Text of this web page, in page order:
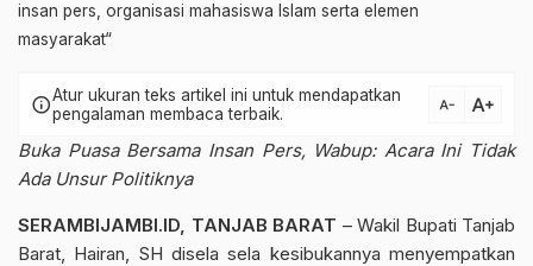
insan pers, organisasi mahasiswa Islam serta elemen
masyarakat“
infoAtur ukuran teks artikel ini untuk mendapatkan
pengalaman membaca terbaik.
text_decrease text_increase
Buka Puasa Bersama Insan Pers, Wabup: Acara Ini Tidak
Ada Unsur Politiknya
SERAMBIJAMBI.ID, TANJAB BARAT – Wakil Bupati Tanjab
Barat, Hairan, SH disela sela kesibukannya menyempatkan